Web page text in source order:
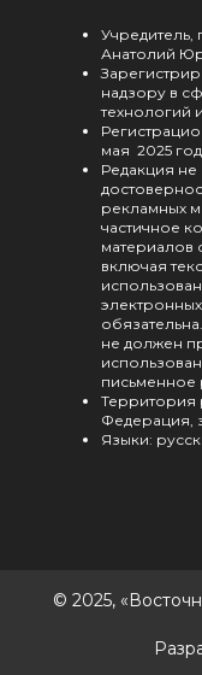
Учредитель,
Анатолий
надзору в
технологий
мая 2025
Редакция не
рекламных
частичное
материалов
включая
не должен
письменное
Территория
Федерация,
Языки:
© 2025,